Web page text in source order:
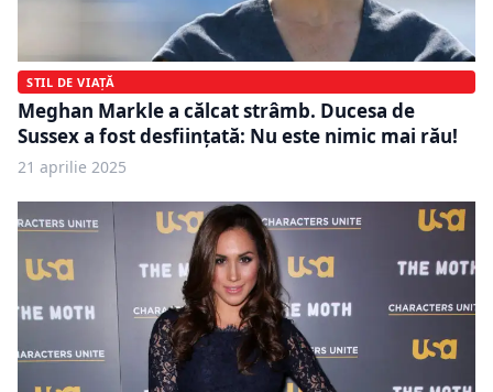
STIL DE VIAȚĂ
Meghan Markle a călcat strâmb. Ducesa de
Sussex a fost desființată: Nu este nimic mai rău!
21 aprilie 2025